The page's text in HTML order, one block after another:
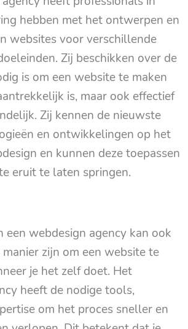
hebben met het ontwerpen en
websites voor verschillende
Zij beschikken over de
is om een ​​website te maken
is, maar ook effectief
Zij kennen de nieuwste
en ontwikkelingen op het
en kunnen deze toepassen
eruit te laten springen.
een webdesign agency kan ook
zijn om een ​​website te
je het zelf doet. Het
heeft de nodige tools,
om het proces sneller en